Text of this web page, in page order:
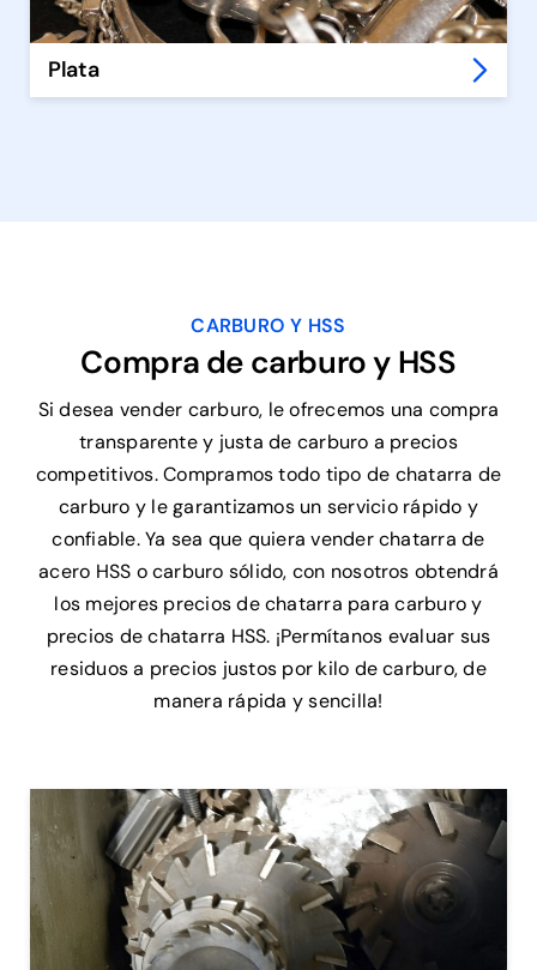
Plata
CARBURO Y HSS
Compra de carburo y HSS
Si desea vender carburo, le ofrecemos una compra
transparente y justa de carburo a precios
competitivos. Compramos todo tipo de chatarra de
carburo y le garantizamos un servicio rápido y
confiable. Ya sea que quiera vender chatarra de
acero HSS o carburo sólido, con nosotros obtendrá
los mejores precios de chatarra para carburo y
precios de chatarra HSS. ¡Permítanos evaluar sus
residuos a precios justos por kilo de carburo, de
manera rápida y sencilla!